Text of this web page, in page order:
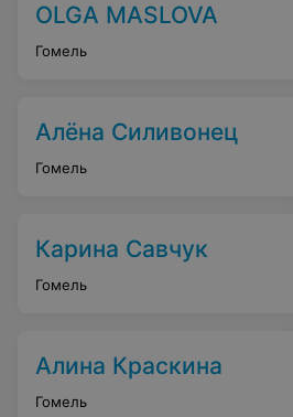
OLGA MASLOVA
Гомель
Алёна Силивонец
Гомель
Карина Савчук
Гомель
Алина Краскина
Гомель